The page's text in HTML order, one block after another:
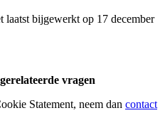
bijgewerkt op 17 december
vragen​
Statement, neem dan contact